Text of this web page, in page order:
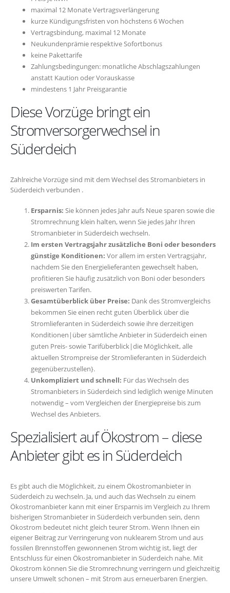
maximal 12 Monate Vertragsverlängerung
kurze Kündigungsfristen von höchstens 6 Wochen
Vertragsbindung, maximal 12 Monate
Neukundenprämie respektive Sofortbonus
keine Pakettarife
Zahlungsbedingungen: monatliche Abschlagszahlungen
anstatt Kaution oder Vorauskasse
mindestens 1 Jahr Preisgarantie
Diese Vorzüge bringt ein
Stromversorgerwechsel in
Süderdeich
Zahlreiche Vorzüge sind mit dem Wechsel des Stromanbieters in
Süderdeich verbunden .
Ersparnis: Sie können jedes Jahr aufs Neue sparen sowie die
Stromrechnung klein halten, wenn Sie jedes Jahr Ihren
Stromanbieter in Süderdeich wechseln.
Im ersten Vertragsjahr zusätzliche Boni oder besonders
günstige Konditionen: Vor allem im ersten Vertragsjahr,
nachdem Sie den Energielieferanten gewechselt haben,
profitieren Sie häufig zusätzlich von Boni oder besonders
preiswerten Tarifen.
Gesamtüberblick über Preise: Dank des Stromvergleichs
bekommen Sie einen recht guten Überblick über die
Stromlieferanten in Süderdeich sowie ihre derzeitigen
Konditionen|über sämtliche Anbieter in Süderdeich einen
guten Preis- sowie Tarifüberblick|die Möglichkeit, alle
aktuellen Strompreise der Stromlieferanten in Süderdeich
gegenüberzustellen}.
Unkompliziert und schnell: Für das Wechseln des
Stromanbieters in Süderdeich sind lediglich wenige Minuten
notwendig – vom Vergleichen der Energiepreise bis zum
Wechsel des Anbieters.
Spezialisiert auf Ökostrom – diese
Anbieter gibt es in Süderdeich
Es gibt auch die Möglichkeit, zu einem Ökostromanbieter in
Süderdeich zu wechseln. Ja, und auch das Wechseln zu einem
Ökostromanbieter kann mit einer Ersparnis im Vergleich zu Ihrem
bisherigen Stromanbieter in Süderdeich verbunden sein, denn
Ökostrom bedeutet nicht gleich teurer Strom. Wenn Ihnen ein
eigener Beitrag zur Verringerung von nuklearem Strom und aus
fossilen Brennstoffen gewonnenen Strom wichtig ist, liegt der
Entschluss für einen Ökostromanbieter in Süderdeich nahe. Mit
Ökostrom können Sie die Stromrechnung verringern und gleichzeitig
unsere Umwelt schonen – mit Strom aus erneuerbaren Energien.